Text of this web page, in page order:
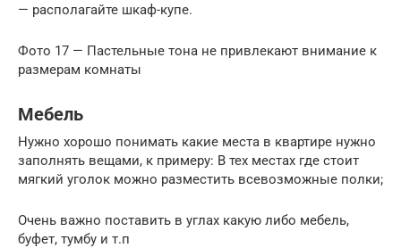
— располагайте шкаф-купе.
Фото 17 — Пастельные тона не привлекают внимание к
размерам комнаты
Мебель
Нужно хорошо понимать какие места в квартире нужно
заполнять вещами, к примеру: В тех местах где стоит
мягкий уголок можно разместить всевозможные полки;
Очень важно поставить в углах какую либо мебель,
буфет, тумбу и т.п